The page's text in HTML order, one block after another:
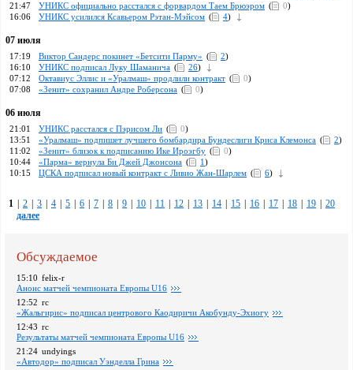
21:47
УНИКС официально расстался с форвардом Таем Брюэром ( 0)
16:06
УНИКС усилился Ксавьером Рэтан-Мэйсом ( 4)
07 июля
17:19 Виктор Сандерс покинет «Бетсити Парму» ( 2)
16:10
УНИКС подписал Луку Шаманича ( 26)
07:12
Октавиус Эллис и «Уралмаш» продлили контракт ( 0)
07:08
«Зенит» сохранил Андре Роберсона ( 0)
06 июля
21:01 УНИКС расстался с Пэрисом Ли ( 0)
13:51
«Уралмаш» подпишет лучшего бомбардира Бундеслиги Криса Клемонса ( 2)
11:02
«Зенит» близок к подписанию Ике Ироэгбу ( 0)
10:44
«Парма» вернула Би Джей Джонсона ( 1)
10:15
ЦСКА подписал новый контракт с Ливио Жан-Шарлем ( 6)
1 2 3 4 5 6 7 8 9 10 11 12 13 14 15 16 17 18 19
20
далее
Обсуждаемое
15:10 felix-r
Анонс матчей чемпионата Европы U16
12:52 rc
«Жальгирис» подписал центрового Каодиричи Акобунду-Эхиогу
12:43 rc
Pезультаты матчей чемпионата Европы U16
21:24 undyings
«Автодор» подписал Уэнделла Грина